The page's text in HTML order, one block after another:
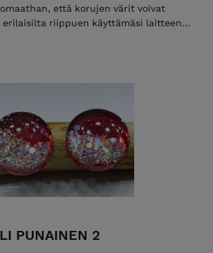
että korujen värit voivat
erilaisilta riippuen käyttämäsi laitteen
PUNAINEN 2